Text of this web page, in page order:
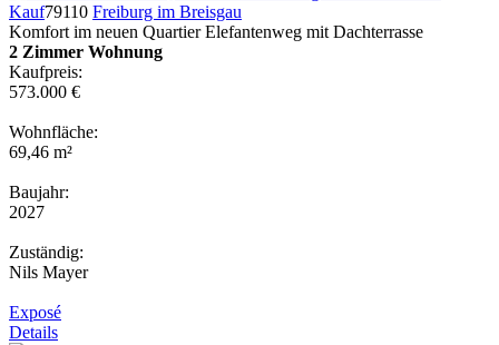
Kauf79110 Freiburg im Breisgau
Komfort im neuen Quartier Elefantenweg mit Dachterrasse
2 Zimmer Wohnung
Kaufpreis:
573.000 €
Wohnfläche:
69,46 m²
Baujahr:
2027
Zuständig:
Nils Mayer
Exposé
Details